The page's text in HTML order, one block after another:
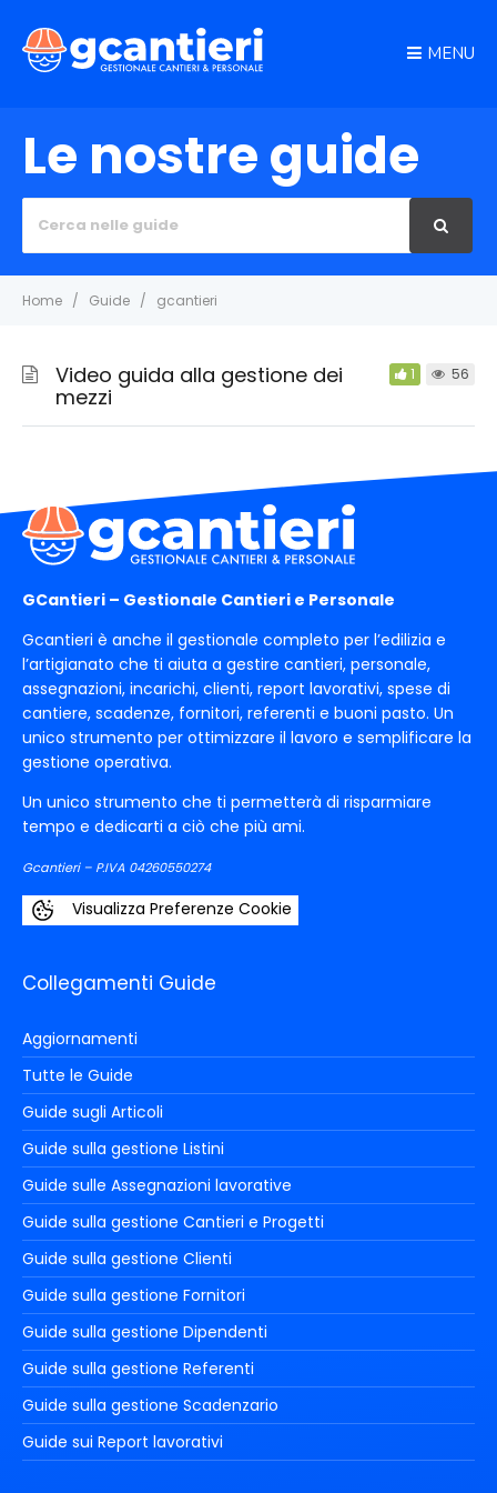
MENU
Le nostre guide
Home Guide gcantieri
Video guida alla gestione dei
mezzi
1 56
GCantieri – Gestionale Cantieri e Personale
Gcantieri è anche il gestionale completo per l’edilizia e
l’artigianato che ti aiuta a gestire cantieri, personale,
assegnazioni, incarichi, clienti, report lavorativi, spese di
cantiere, scadenze, fornitori, referenti e buoni pasto. Un
unico strumento per ottimizzare il lavoro e semplificare la
gestione operativa.
Un unico strumento che ti permetterà di risparmiare
tempo e dedicarti a ciò che più ami.
Gcantieri – P.IVA 04260550274
Visualizza Preferenze Cookie
Collegamenti Guide
Aggiornamenti
Tutte le Guide
Guide sugli Articoli
Guide sulla gestione Listini
Guide sulle Assegnazioni lavorative
Guide sulla gestione Cantieri e Progetti
Guide sulla gestione Clienti
Guide sulla gestione Fornitori
Guide sulla gestione Dipendenti
Guide sulla gestione Referenti
Guide sulla gestione Scadenzario
Guide sui Report lavorativi